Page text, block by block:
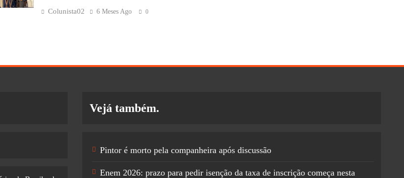
Colunista02 6 Meses Ago 0
Vejá também.
Pintor é morto pela companheira após discussão
Enem 2026: prazo para pedir isenção da taxa de inscrição começa nesta